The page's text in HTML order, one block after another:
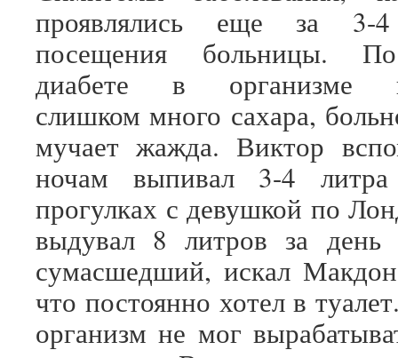
проявлялись еще за 3-
посещения больницы.
диабете в организме
слишком много сахара,
мучает жажда. Виктор
ночам выпивал 3-4
прогулках с девушкой по
выдувал 8 литров за
сумасшедший, искал
что постоянно хотел в
организм не мог